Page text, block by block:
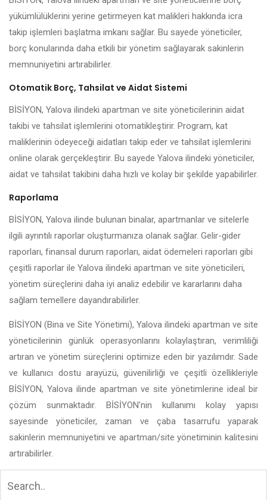
yükümlülüklerini yerine getirmeyen kat malikleri hakkında icra
takip işlemleri başlatma imkanı sağlar. Bu sayede yöneticiler,
borç konularında daha etkili bir yönetim sağlayarak sakinlerin
memnuniyetini artırabilirler.
Otomatik Borç, Tahsilat ve Aidat Sistemi
BİSİYON, Yalova ilindeki apartman ve site yöneticilerinin aidat
takibi ve tahsilat işlemlerini otomatikleştirir. Program, kat
maliklerinin ödeyeceği aidatları takip eder ve tahsilat işlemlerini
online olarak gerçekleştirir. Bu sayede Yalova ilindeki yöneticiler,
aidat ve tahsilat takibini daha hızlı ve kolay bir şekilde yapabilirler.
Raporlama
BİSİYON, Yalova ilinde bulunan binalar, apartmanlar ve sitelerle
ilgili ayrıntılı raporlar oluşturmanıza olanak sağlar. Gelir-gider
raporları, finansal durum raporları, aidat ödemeleri raporları gibi
çeşitli raporlar ile Yalova ilindeki apartman ve site yöneticileri,
yönetim süreçlerini daha iyi analiz edebilir ve kararlarını daha
sağlam temellere dayandırabilirler.
BİSİYON (Bina ve Site Yönetimi), Yalova ilindeki apartman ve site
yöneticilerinin günlük operasyonlarını kolaylaştıran, verimliliği
artıran ve yönetim süreçlerini optimize eden bir yazılımdır. Sade
ve kullanıcı dostu arayüzü, güvenilirliği ve çeşitli özellikleriyle
BİSİYON, Yalova ilinde apartman ve site yönetimlerine ideal bir
çözüm sunmaktadır. BİSİYON'nin kullanımı kolay yapısı
sayesinde yöneticiler, zaman ve çaba tasarrufu yaparak
sakinlerin memnuniyetini ve apartman/site yönetiminin kalitesini
artırabilirler.